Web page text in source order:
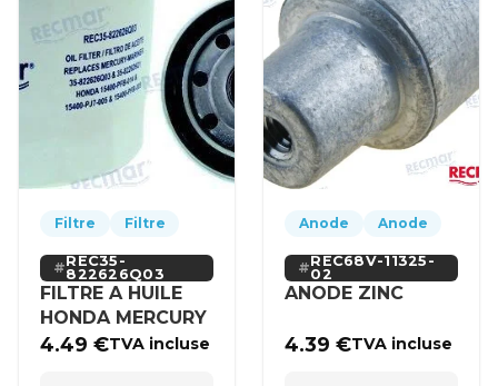
Filtre Filtre
REC35-
822626Q03
FILTRE A HUILE
HONDA MERCURY
4.49€TVA incluse
Anode Anode
REC68V-11325-
02
ANODE ZINC
4.39€TVA incluse